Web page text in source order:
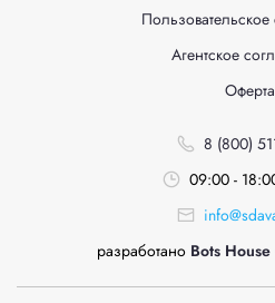
Агентское
Оферта
8 (800)
09:00 -
разработано Bots House